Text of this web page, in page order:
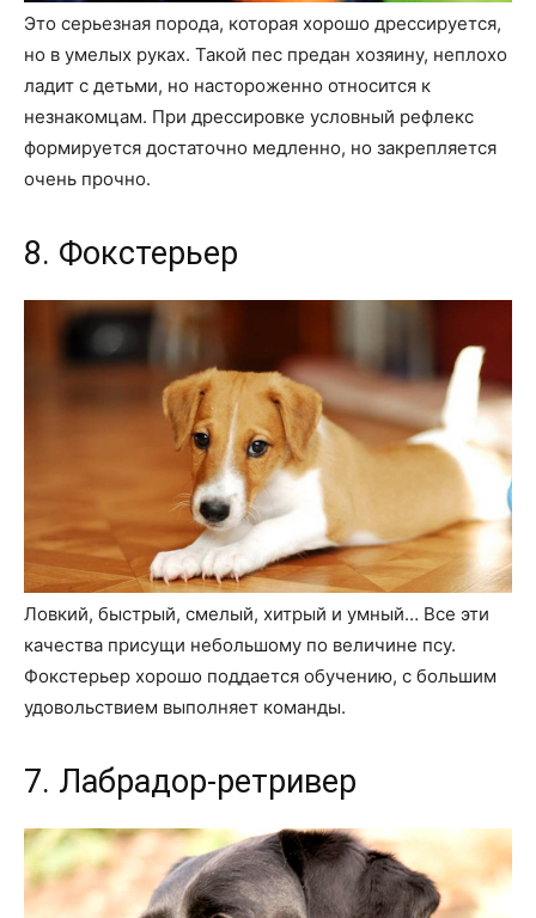
Это серьезная порода, которая хорошо дрессируется,
но в умелых руках. Такой пес предан хозяину, неплохо
ладит с детьми, но настороженно относится к
незнакомцам. При дрессировке условный рефлекс
формируется достаточно медленно, но закрепляется
очень прочно.
8. Фокстерьер
Ловкий, быстрый, смелый, хитрый и умный… Все эти
качества присущи небольшому по величине псу.
Фокстерьер хорошо поддается обучению, с большим
удовольствием выполняет команды.
7. Лабрадор-ретривер